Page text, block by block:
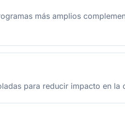
más amplios
para reducir impacto en la